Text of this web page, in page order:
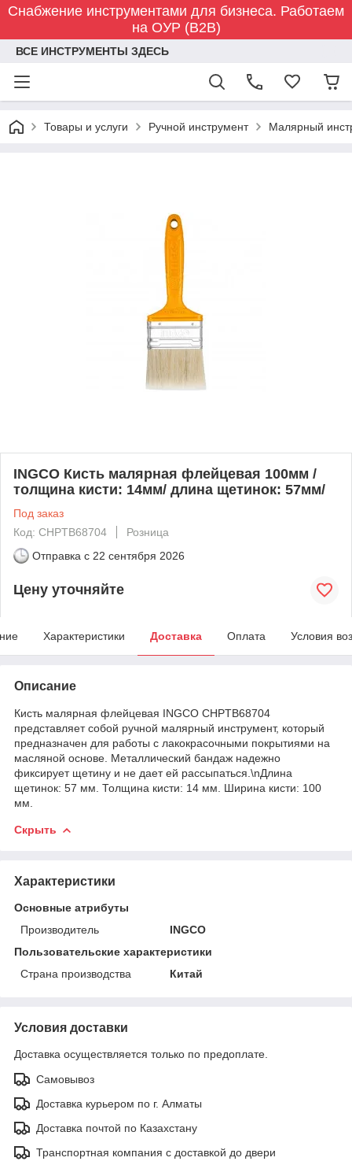
Снабжение инструментами для бизнеса. Работаем
на ОУР (B2B)
ВСЕ ИНСТРУМЕНТЫ ЗДЕСЬ
Товары и услуги Ручной инструмент Малярный
INGCO Кисть малярная флейцевая 100мм /
толщина кисти: 14мм/ длина щетинок: 57мм/
Под заказ
Код: CHPTB68704
Розница
Отправка с 22 сентября 2026
Цену уточняйте
Характеристики Доставка Оплата Условия
Описание
Кисть малярная флейцевая INGCO CHPTB68704
представляет собой ручной малярный инструмент, который
предназначен для работы с лакокрасочными покрытиями на
масляной основе. Металлический бандаж надежно
фиксирует щетину и не дает ей рассыпаться.\nДлина
щетинок: 57 мм. Толщина кисти: 14 мм. Ширина кисти: 100
мм.
Скрыть
Характеристики
Основные атрибуты
Производитель
INGCO
Пользовательские характеристики
Страна производства
Китай
Условия доставки
Доставка осуществляется только по предоплате.
Самовывоз
Доставка курьером по г. Алматы
Доставка почтой по Казахстану
Транспортная компания с доставкой до двери